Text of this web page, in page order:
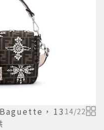
，13 14/22